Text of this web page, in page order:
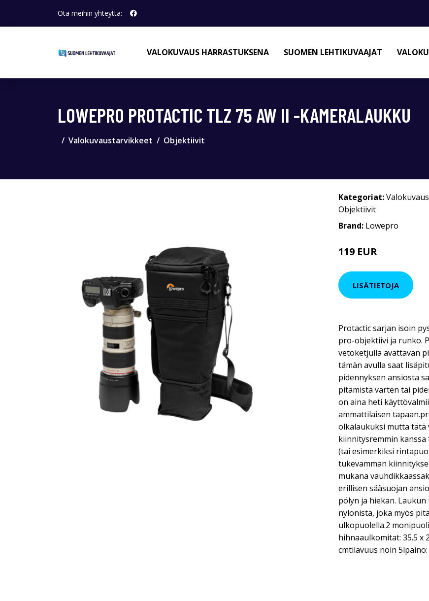
Ota meihin yhteyttä:
VALOKUVAUS HARRASTUKSENA SUOMEN LEHTIKUVAAJAT
LOWEPRO PROTACTIC TLZ 75 AW II -KAMERALAUKKU
Valokuvaustarvikkeet Objektiivit
Kategoriat:
Objektiivit
Brand: Lowepro
119 EUR
LISÄTIETOJA
Protactic sarjan isoin
pro-objektiivi ja runko.
vetoketjulla avattavan
tämän avulla saat
pidennyksen ansiosta
pitämistä varten tai
on aina heti
ammattilaisen
olkalaukuksi mutta tätä
kiinnitysremmin
(tai esimerkiksi
tukevamman
mukana
erillisen sääsuojan
pölyn ja hiekan.
nylonista, joka myös
ulkopuolella.2
hihnaaulkomitat: 35.5 x
cmtilavuus noin 5lpaino: